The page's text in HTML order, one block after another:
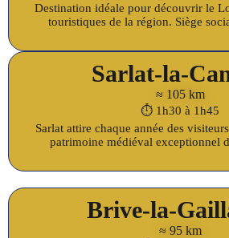
Destination idéale pour découvrir le
touristiques de la région. Siège
Sarlat-la-
≈ 105 km
⏱️ 1h30 à 1h45
Sarlat attire chaque année des
patrimoine médiéval exceptionnel
Brive-la-
≈ 95 km